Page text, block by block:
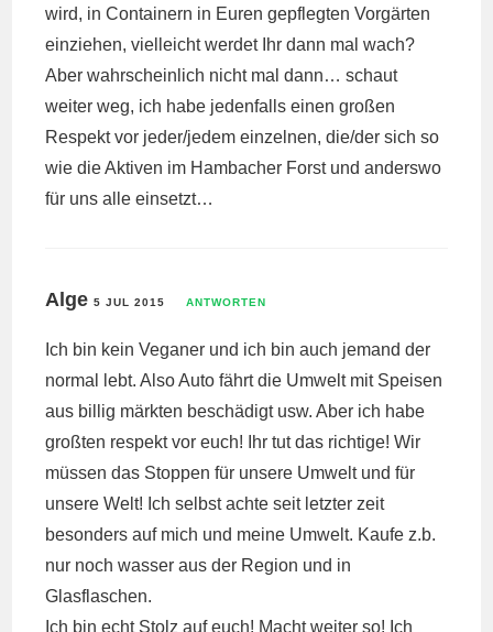
wird, in Containern in Euren gepflegten Vorgärten
einziehen, vielleicht werdet Ihr dann mal wach?
Aber wahrscheinlich nicht mal dann… schaut
weiter weg, ich habe jedenfalls einen großen
Respekt vor jeder/jedem einzelnen, die/der sich so
wie die Aktiven im Hambacher Forst und anderswo
für uns alle einsetzt…
Alge5 JUL 2015 ANTWORTEN
Ich bin kein Veganer und ich bin auch jemand der
normal lebt. Also Auto fährt die Umwelt mit Speisen
aus billig märkten beschädigt usw. Aber ich habe
großten respekt vor euch! Ihr tut das richtige! Wir
müssen das Stoppen für unsere Umwelt und für
unsere Welt! Ich selbst achte seit letzter zeit
besonders auf mich und meine Umwelt. Kaufe z.b.
nur noch wasser aus der Region und in
Glasflaschen.
Ich bin echt Stolz auf euch! Macht weiter so! Ich